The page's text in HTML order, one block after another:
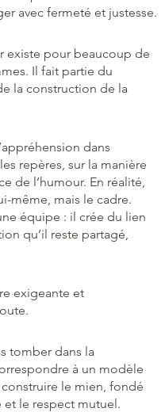
avec fermeté et justesse.
existe pour beaucoup de
Il fait partie du
la construction de la
dans
repères, sur la manière
de l’humour. En réalité,
même, mais le cadre.
équipe : il crée du lien
qu’il reste partagé,
exigeante et
tomber dans la
à un modèle
le mien, fondé
et le respect mutuel.